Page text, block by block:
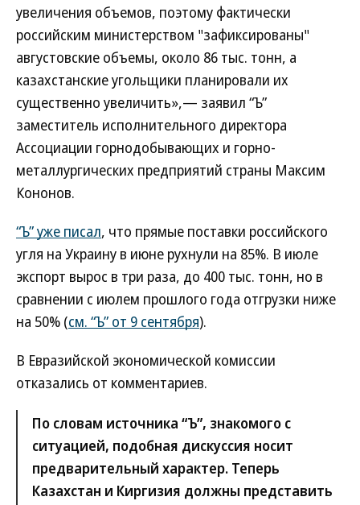
увеличения объемов, поэтому фактически
российским министерством "зафиксированы"
августовские объемы, около 86 тыс. тонн, а
казахстанские угольщики планировали их
существенно увеличить»,— заявил “Ъ”
заместитель исполнительного директора
Ассоциации горнодобывающих и горно-
металлургических предприятий страны Максим
Кононов.
“Ъ” уже писал, что прямые поставки российского
угля на Украину в июне рухнули на 85%. В июле
экспорт вырос в три раза, до 400 тыс. тонн, но в
сравнении с июлем прошлого года отгрузки ниже
на 50% (см. “Ъ” от 9 сентября).
В Евразийской экономической комиссии
отказались от комментариев.
По словам источника “Ъ”, знакомого с
ситуацией, подобная дискуссия носит
предварительный характер. Теперь
Казахстан и Киргизия должны представить